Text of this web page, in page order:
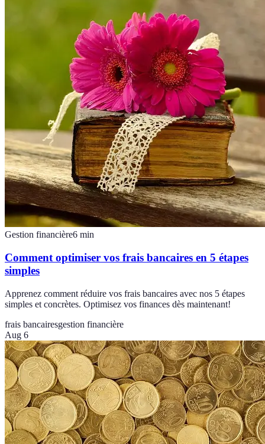
Gestion financière6 min
Comment optimiser vos frais bancaires en 5 étapes
simples
Apprenez comment réduire vos frais bancaires avec nos 5 étapes
simples et concrètes. Optimisez vos finances dès maintenant!
frais bancairesgestion financière
Aug 6